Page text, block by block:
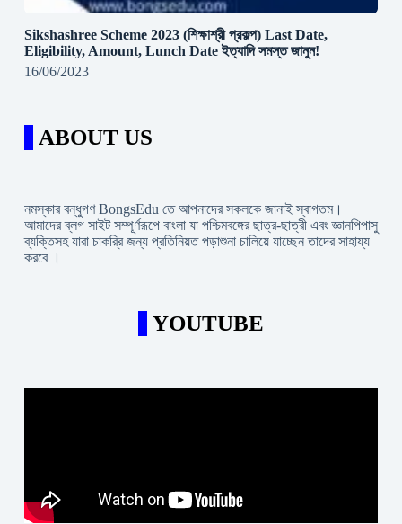
Sikshashree Scheme 2023 (শিক্ষাশ্রী প্রকল্প) Last Date,
Eligibility, Amount, Lunch Date ইত্যাদি সমস্ত জানুন!
16/06/2023
ABOUT US
নমস্কার বন্ধুগণ BongsEdu তে আপনাদের সকলকে জানাই স্বাগতম।
আমাদের ব্লগ সাইট সম্পূর্ণরূপে বাংলা যা পশ্চিমবঙ্গের ছাত্র-ছাত্রী এবং জ্ঞানপিপাসু
ব্যক্তিসহ যারা চাকরি্র জন্য প্রতিনিয়ত পড়াশুনা চালিয়ে যাচ্ছেন তাদের সাহায্য
করবে ।
YOUTUBE